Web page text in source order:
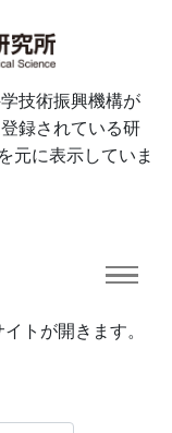
技術振興機構が
録されている研
元に表示していま
トが開きます。